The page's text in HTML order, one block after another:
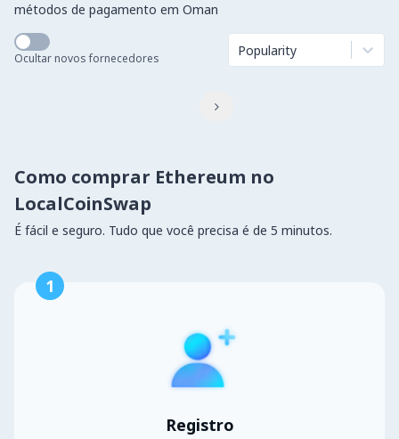
métodos de pagamento em Oman
Ocultar novos fornecedores Popularity

Como comprar Ethereum no
LocalCoinSwap
É fácil e seguro. Tudo que você precisa é de 5 minutos.
1
Registro